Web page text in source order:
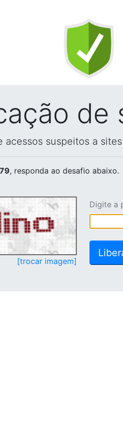
de
suspeitos a
, responda ao desafio abaixo.
[trocar imagem]
Digite a